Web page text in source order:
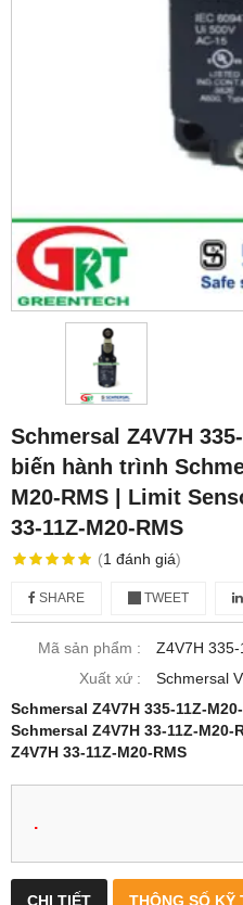
Schmersal Z4V7H
biến hành trình
M20-RMS | Limit
33-11Z-M20-RMS
(1 đánh giá)
SHARE TWEET
Mã sản phẩm :
Z4V7H
Xuất xứ :
Schmersal
Schmersal Z4V7H 335-11Z-
Schmersal Z4V7H 33-11Z-
Z4V7H 33-11Z-M20-RMS
.
CHI TIẾT THÔNG SỐ KỸ